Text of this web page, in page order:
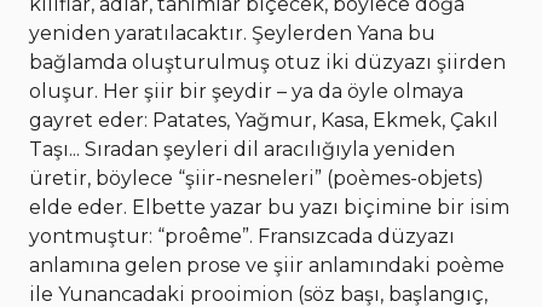
yeniden yaratılacaktır. Şeylerden Yana bu
bağlamda oluşturulmuş otuz iki düzyazı şiirden
oluşur. Her şiir bir şeydir – ya da öyle olmaya
gayret eder: Patates, Yağmur, Kasa, Ekmek, Çakıl
Taşı... Sıradan şeyleri dil aracılığıyla yeniden
üretir, böylece “şiir-nesneleri” (poèmes-objets)
elde eder. Elbette yazar bu yazı biçimine bir isim
yontmuştur: “proême”. Fransızcada düzyazı
anlamına gelen prose ve şiir anlamındaki poème
ile Yunancadaki prooimion (söz başı, başlangıç,